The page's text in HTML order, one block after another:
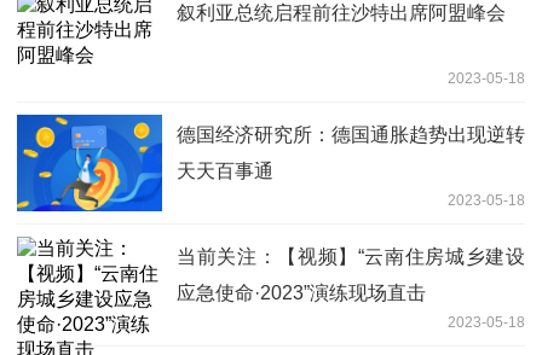
叙利亚总统启程前往沙特出席阿盟峰会
2023-05-18
德国经济研究所：德国通胀趋势出现逆转
天天百事通
2023-05-18
当前关注：【视频】“云南住房城乡建设
应急使命·2023”演练现场直击
2023-05-18